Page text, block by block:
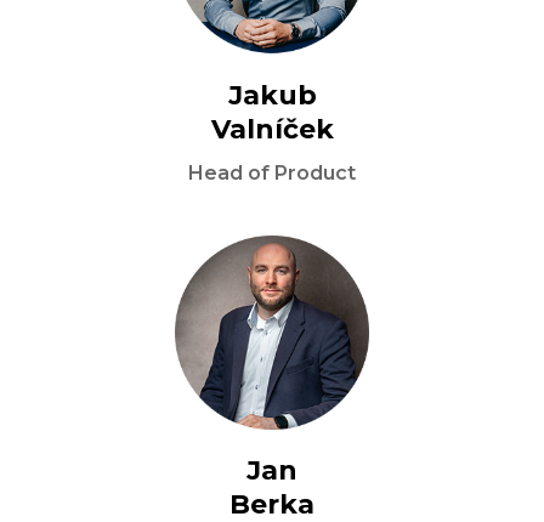
Jakub
Valníček
Head of Product
Jan
Berka